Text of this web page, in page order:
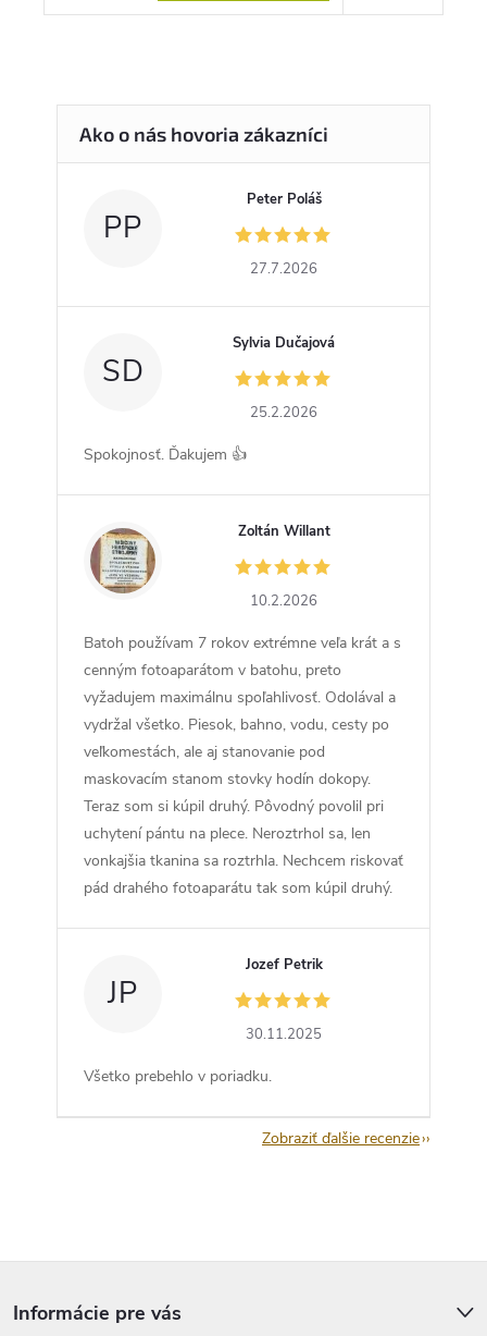
PP
Peter Poláš
27.7.2026
SD
Sylvia Dučajová
25.2.2026
Spokojnosť. Ďakujem 👍
ZW
Zoltán Willant
10.2.2026
Batoh používam 7 rokov extrémne veľa krát a s
cenným fotoaparátom v batohu, preto
vyžadujem maximálnu spoľahlivosť. Odolával a
vydržal všetko. Piesok, bahno, vodu, cesty po
veľkomestách, ale aj stanovanie pod
maskovacím stanom stovky hodín dokopy.
Teraz som si kúpil druhý. Pôvodný povolil pri
uchytení pántu na plece. Neroztrhol sa, len
vonkajšia tkanina sa roztrhla. Nechcem riskovať
pád drahého fotoaparátu tak som kúpil druhý.
JP
Jozef Petrik
30.11.2025
Všetko prebehlo v poriadku.
Zobraziť ďalšie recenzie
Informácie pre vás